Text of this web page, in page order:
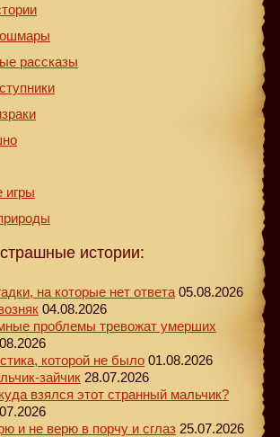
рассказы
игры
истории:
на которые нет ответа 05.08.2026
04.08.2026
проблемы тревожат умерших
которой не было 01.08.2026
зайчик 28.07.2026
взялся этот странный мальчик?
и не верю в порчу и сглаз 25.07.2026